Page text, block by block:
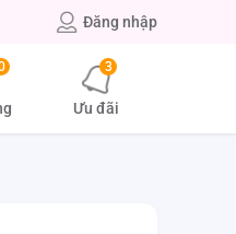
Đăng nhập
3
Ưu đãi